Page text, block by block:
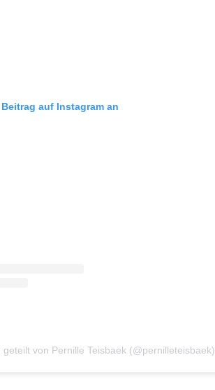
auf Instagram an
geteilt von Pernille Teisbaek (@pernilleteisbaek)